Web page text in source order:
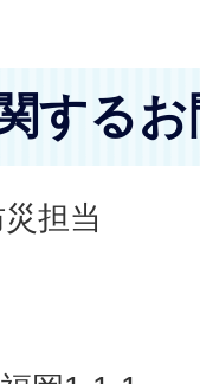
する
担当